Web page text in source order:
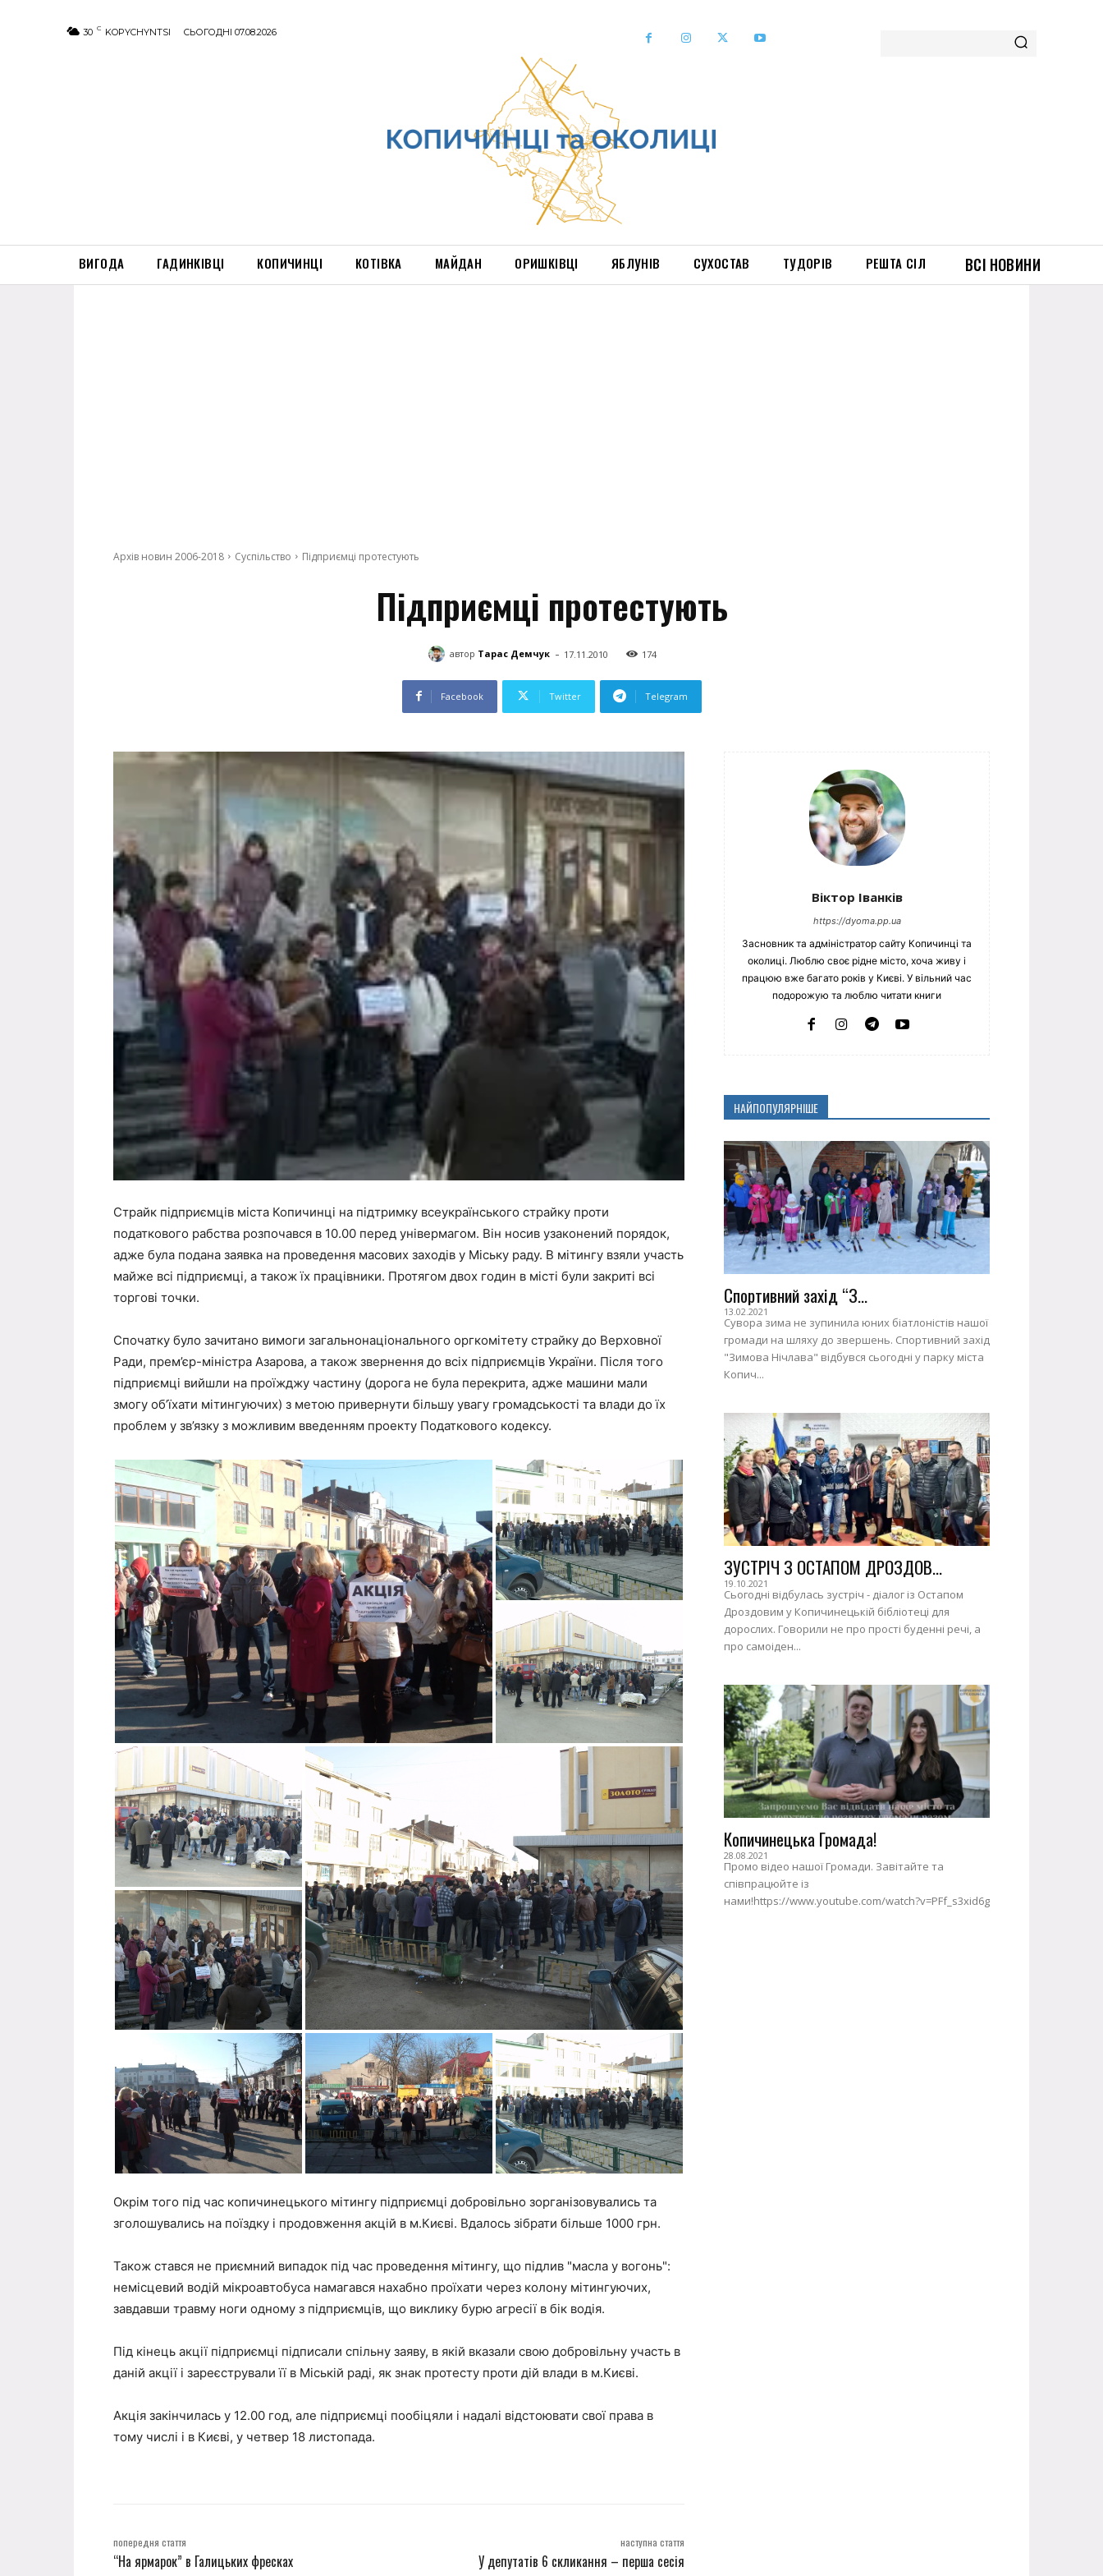
30 C KOPYCHYNTSI СЬОГОДНІ 07.08.2026
ВИГОДА ГАДИНКІВЦІ КОПИЧИНЦІ КОТІВКА МАЙДАН ОРИШКІВЦІ ЯБЛУНІВ СУХОСТАВ ТУДОРІВ РЕШТА СІЛ ВСІ НОВИНИ
Архів новин 2006-2018 Суспільство Підприємці протестують
Підприємці протестують
автор Тарас Демчук - 17.11.2010 174
Facebook Twitter Telegram
Страйк підприємців міста Копичинці на підтримку всеукраїнського страйку проти
податкового рабства розпочався в 10.00 перед універмагом. Він носив узаконений порядок,
адже була подана заявка на проведення масових заходів у Міську раду. В мітингу взяли участь
майже всі підприємці, а також їх працівники. Протягом двох годин в місті були закриті всі
торгові точки.
Спочатку було зачитано вимоги загальнонаціонального оргкомітету страйку до Верховної
Ради, прем’єр-міністра Азарова, а також звернення до всіх підприємців України. Після того
підприємці вийшли на проїжджу частину (дорога не була перекрита, адже машини мали
змогу об’їхати мітингуючих) з метою привернути більшу увагу громадськості та влади до їх
проблем у зв’язку з можливим введенням проекту Податкового кодексу.
Окрім того під час копичинецького мітингу підприємці добровільно зорганізовувались та
зголошувались на поїздку і продовження акцій в м.Києві. Вдалось зібрати більше 1000 грн.
Також стався не приємний випадок під час проведення мітингу, що підлив "масла у вогонь":
немісцевий водій мікроавтобуса намагався нахабно проїхати через колону мітингуючих,
завдавши травму ноги одному з підприємців, що виклику бурю агресії в бік водія.
Під кінець акції підприємці підписали спільну заяву, в якій вказали свою добровільну участь в
даній акції і зареєстрували її в Міській раді, як знак протесту проти дій влади в м.Києві.
Акція закінчилась у 12.00 год, але підприємці пообіцяли і надалі відстоювати свої права в
тому числі і в Києві, у четвер 18 листопада.
попередня стаття
“На ярмарок” в Галицьких фресках
наступна стаття
У депутатів 6 скликання – перша сесія
Віктор Іванків
https://dyoma.pp.ua
Засновник та адміністратор сайту Копичинці та
околиці. Люблю своє рідне місто, хоча живу і
працюю вже багато років у Києві. У вільний час
подорожую та люблю читати книги
НАЙПОПУЛЯРНІШЕ
Спортивний захід “З...
13.02.2021
Сувора зима не зупинила юних біатлоністів нашої
громади на шляху до звершень. Спортивний захід
"Зимова Нічлава" відбувся сьогодні у парку міста
Копич...
ЗУСТРІЧ З ОСТАПОМ ДРОЗДОВ...
19.10.2021
Сьогодні відбулась зустріч - діалог із Остапом
Дроздовим у Копичинецькій бібліотеці для
дорослих. Говорили не про прості буденні речі, а
про самоіден...
Копичинецька Громада!
28.08.2021
Промо відео нашої Громади. Завітайте та
співпрацюйте із
нами!https://www.youtube.com/watch?v=PFf_s3xid6g